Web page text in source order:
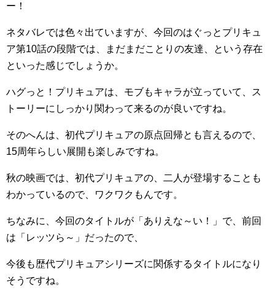
ー！
ネタバレでは色々出ていますが、今回のはぐっとプリキュ
ア第10話の段階では、まだまだことりの友達、という存在
といった感じでしょうか。
ハグっと！プリキュアは、モブもキャラが立っていて、ス
トーリーにしっかり関わって来るのが良いですね。
そのへんは、初代プリキュアの原点回帰とも言えるので、
15周年らしい展開も楽しみですね。
秋の映画では、初代プリキュアの、二人が登場することも
わかっているので、ワクワクもんです。
ちなみに、今回のタイトルが「ありえな～い！」で、前回
は「レッツら～」だったので、
今後も歴代プリキュアシリーズに関係するタイトルになり
そうですね。